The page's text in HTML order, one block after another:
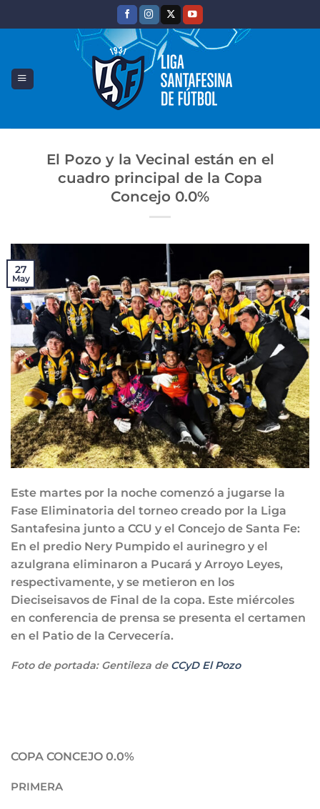
El Pozo y la Vecinal están en el
cuadro principal de la Copa
Concejo 0.0%
27
May
Este martes por la noche comenzó a jugarse la
Fase Eliminatoria del torneo creado por la Liga
Santafesina junto a CCU y el Concejo de Santa Fe:
En el predio Nery Pumpido el aurinegro y el
azulgrana eliminaron a Pucará y Arroyo Leyes,
respectivamente, y se metieron en los
Dieciseisavos de Final de la copa. Este miércoles
en conferencia de prensa se presenta el certamen
en el Patio de la Cervecería.
Foto de portada: Gentileza de CCyD El Pozo
COPA CONCEJO 0.0%
PRIMERA